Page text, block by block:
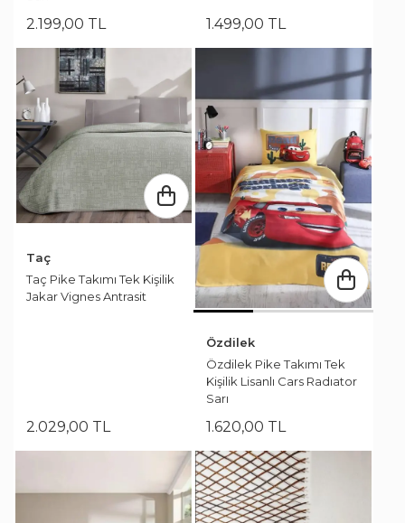
2.199,00 TL 1.499,00 TL
Taç
Taç Pike Takımı Tek Kişilik
Jakar Vignes Antrasit
2.029,00 TL
Özdilek
Özdilek Pike Takımı Tek
Kişilik Lisanlı Cars Radıator
Sarı
1.620,00 TL